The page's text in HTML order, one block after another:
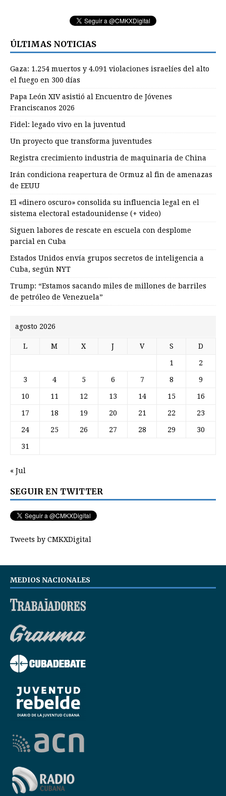
ÚLTIMAS NOTICIAS
Gaza: 1.254 muertos y 4.091 violaciones israelíes del alto
el fuego en 300 días
Papa León XIV asistió al Encuentro de Jóvenes
Franciscanos 2026
Fidel: legado vivo en la juventud
Un proyecto que transforma juventudes
Registra crecimiento industria de maquinaria de China
Irán condiciona reapertura de Ormuz al fin de amenazas
de EEUU
El «dinero oscuro» consolida su influencia legal en el
sistema electoral estadounidense (+ video)
Siguen labores de rescate en escuela con desplome
parcial en Cuba
Estados Unidos envía grupos secretos de inteligencia a
Cuba, según NYT
Trump: “Estamos sacando miles de millones de barriles
de petróleo de Venezuela”
agosto 2026
L M X J V S D
1 2
3 4 5 6 7 8 9
10 11 12 13 14 15 16
17 18 19 20 21 22 23
24 25 26 27 28 29 30
31
« Jul
SEGUIR EN TWITTER
Tweets by CMKXDigital
MEDIOS NACIONALES